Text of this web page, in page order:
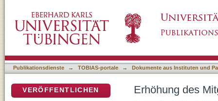
Publikationsdienste → TOBIAS-portale → Dokumente aus Instituten und
Erhöhung des
VERÖFFENTLICHEN